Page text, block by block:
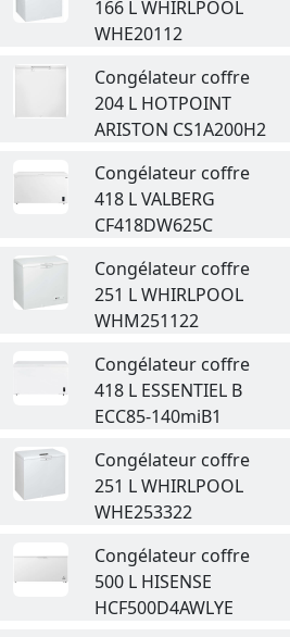
166 L WHIRLPOOL
WHE20112
Congélateur coffre
204 L HOTPOINT
ARISTON CS1A200H2
Congélateur coffre
418 L VALBERG
CF418DW625C
Congélateur coffre
251 L WHIRLPOOL
WHM251122
Congélateur coffre
418 L ESSENTIEL B
ECC85-140miB1
Congélateur coffre
251 L WHIRLPOOL
WHE253322
Congélateur coffre
500 L HISENSE
HCF500D4AWLYE